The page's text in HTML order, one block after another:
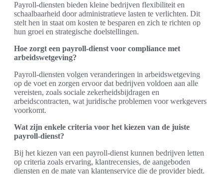
Payroll-diensten bieden kleine bedrijven flexibiliteit en
schaalbaarheid door administratieve lasten te verlichten. Dit
stelt hen in staat om kosten te besparen en zich te richten op
hun groei en strategische doelstellingen.
Hoe zorgt een payroll-dienst voor compliance met
arbeidswetgeving?
Payroll-diensten volgen veranderingen in arbeidswetgeving
op de voet en zorgen ervoor dat bedrijven voldoen aan alle
vereisten, zoals sociale zekerheidsbijdragen en
arbeidscontracten, wat juridische problemen voor werkgevers
voorkomt.
Wat zijn enkele criteria voor het kiezen van de juiste
payroll-dienst?
Bij het kiezen van een payroll-dienst kunnen bedrijven letten
op criteria zoals ervaring, klantrecensies, de aangeboden
diensten en de mate van klantenservice die de provider biedt.